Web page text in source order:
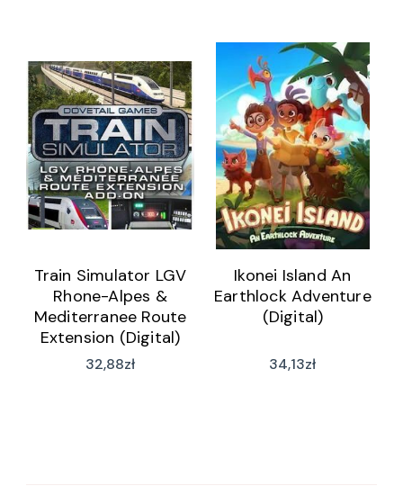
Train Simulator LGV
Rhone-Alpes &
Mediterranee Route
Extension (Digital)
32,88zł
Ikonei Island An
Earthlock Adventure
(Digital)
34,13zł